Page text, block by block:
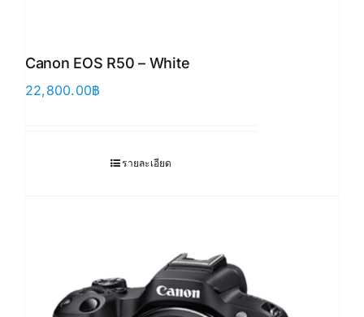
Canon EOS R50 – White
22,800.00฿
รายละเอียด